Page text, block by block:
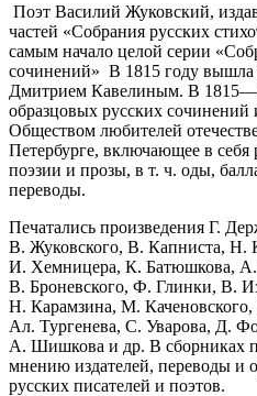
Поэт Василий Жуковский,
частей «Собрания русских
самым начало целой серии
сочинений» В 1815 году вышла
Дмитрием Кавелиным. В
образцовых русских сочинений
Обществом любителей
Петербурге, включающее в
поэзии и прозы, в т. ч. оды,
переводы.
Печатались произведения Г.
В. Жуковского, В. Капниста, Н.
И. Хемницера, К. Батюшкова, А.
В. Броневского, Ф. Глинки, В.
Н. Карамзина, М.
Ал. Тургенева, С. Уварова, Д.
А. Шишкова и др. В сборниках
мнению издателей, переводы и
русских писателей и поэтов.